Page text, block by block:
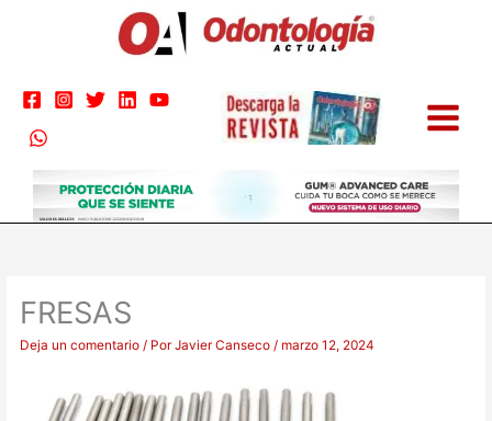
FRESAS
Deja un comentario / PorJavier Canseco/ marzo 12, 2024